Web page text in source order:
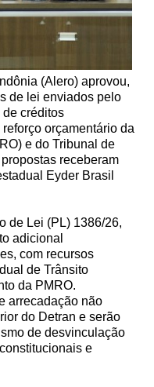
(Alero) aprovou,
de lei enviados pelo
créditos
orçamentário da
e do Tribunal de
receberam
Eyder Brasil
de Lei (PL) 1386/26,
adicional
com recursos
de Trânsito
da PMRO.
arrecadação não
do Detran e serão
de desvinculação
e